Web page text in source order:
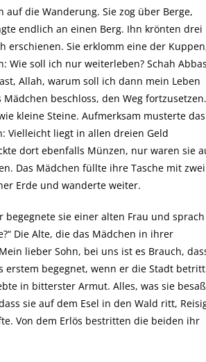
die Wanderung. Sie zog über Berge,
endlich an einen Berg. Ihn krönten drei
erschienen. Sie erklomm eine der
soll ich nur weiterleben? Schah Abbas
Allah, warum soll ich dann mein Leben
beschloss, den Weg fortzusetzen.
kleine Steine. Aufmerksam musterte das
Vielleicht liegt in allen dreien Geld
dort ebenfalls Münzen, nur waren sie
Das Mädchen füllte ihre Tasche mit zwei
Erde und wanderte weiter.
begegnete sie einer alten Frau und sprach
Die Alte, die das Mädchen in ihrer
lieber Sohn, bei uns ist es Brauch,
begegnet, wenn er die Stadt
in bitterster Armut. Alles, was sie
sie auf dem Esel in den Wald ritt,
Von dem Erlös bestritten die beiden ihr